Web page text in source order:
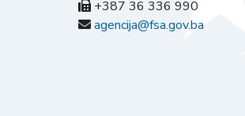
+387 36 336 990
agencija@fsa.gov.ba